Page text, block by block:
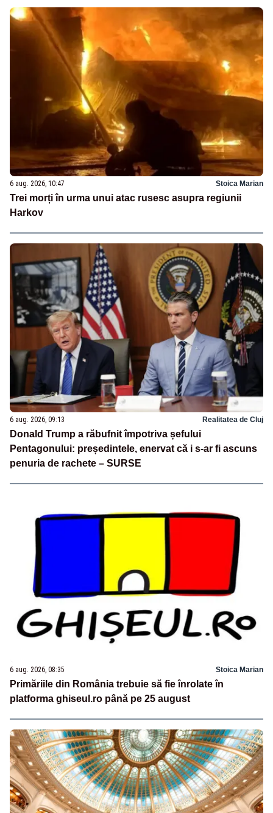
6 aug. 2026, 10:47 Stoica Marian
Trei morți în urma unui atac rusesc asupra regiunii
Harkov
6 aug. 2026, 09:13 Realitatea de Cluj
Donald Trump a răbufnit împotriva șefului
Pentagonului: președintele, enervat că i s-ar fi ascuns
penuria de rachete – SURSE
6 aug. 2026, 08:35 Stoica Marian
Primăriile din România trebuie să fie înrolate în
platforma ghiseul.ro până pe 25 august